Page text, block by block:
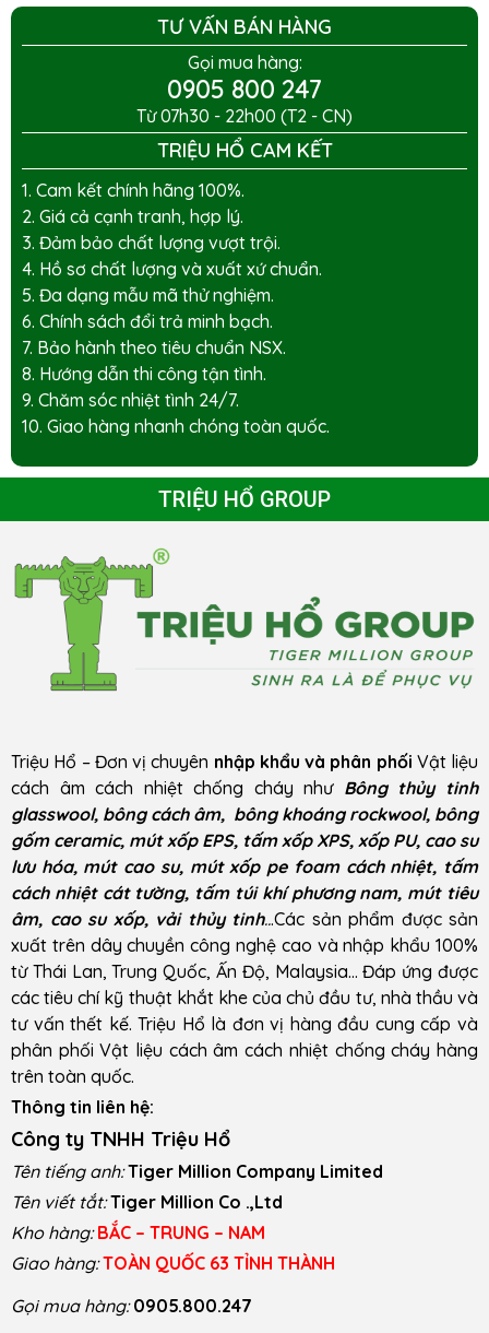
TƯ VẤN BÁN HÀNG
Gọi mua hàng:
0905 800 247
Từ 07h30 - 22h00 (T2 - CN)
TRIỆU HỔ CAM KẾT
1. Cam kết chính hãng 100%.
2. Giá cả cạnh tranh, hợp lý.
3. Đảm bảo chất lượng vượt trội.
4. Hồ sơ chất lượng và xuất xứ chuẩn.
5. Đa dạng mẫu mã thử nghiệm.
6. Chính sách đổi trả minh bạch.
7. Bảo hành theo tiêu chuẩn NSX.
8. Hướng dẫn thi công tận tình.
9. Chăm sóc nhiệt tình 24/7.
10. Giao hàng nhanh chóng toàn quốc.
TRIỆU HỔ GROUP
Triệu Hổ – Đơn vị chuyên nhập khẩu và phân phối Vật liệu
cách âm cách nhiệt chống cháy như Bông thủy tinh
glasswool, bông cách âm, bông khoáng rockwool, bông
gốm ceramic, mút xốp EPS, tấm xốp XPS, xốp PU, cao su
lưu hóa, mút cao su, mút xốp pe foam cách nhiệt, tấm
cách nhiệt cát tường, tấm túi khí phương nam, mút tiêu
âm, cao su xốp, vải thủy tinh...Các sản phẩm được sản
xuất trên dây chuyền công nghệ cao và nhập khẩu 100%
từ Thái Lan, Trung Quốc, Ấn Độ, Malaysia… Đáp ứng được
các tiêu chí kỹ thuật khắt khe của chủ đầu tư, nhà thầu và
tư vấn thết kế. Triệu Hổ là đơn vị hàng đầu cung cấp và
phân phối Vật liệu cách âm cách nhiệt chống cháy hàng
trên toàn quốc.
Thông tin liên hệ:
Công ty TNHH Triệu Hổ
Tên tiếng anh: Tiger Million Company Limited
Tên viết tắt: Tiger Million Co .,Ltd
Kho hàng: BẮC – TRUNG – NAM
Giao hàng: TOÀN QUỐC 63 TỈNH THÀNH
Gọi mua hàng: 0905.800.247